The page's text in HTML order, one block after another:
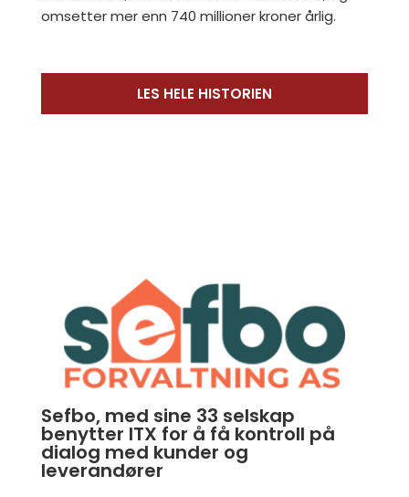
omsetter mer enn 740 millioner kroner årlig.
LES HELE HISTORIEN
Sefbo, med sine 33 selskap
benytter ITX for å få kontroll på
dialog med kunder og
leverandører